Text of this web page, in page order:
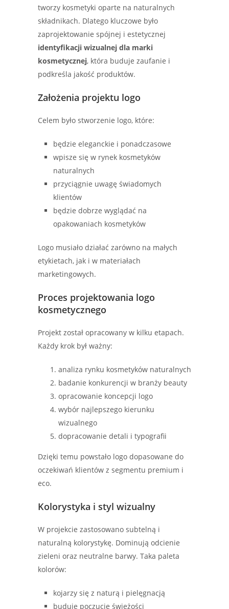
tworzy kosmetyki oparte na naturalnych
składnikach. Dlatego kluczowe było
zaprojektowanie spójnej i estetycznej
identyfikacji wizualnej dla marki
kosmetycznej, która buduje zaufanie i
podkreśla jakość produktów.
Założenia projektu logo
Celem było stworzenie logo, które:
będzie eleganckie i ponadczasowe
wpisze się w rynek kosmetyków
naturalnych
przyciągnie uwagę świadomych
klientów
będzie dobrze wyglądać na
opakowaniach kosmetyków
Logo musiało działać zarówno na małych
etykietach, jak i w materiałach
marketingowych.
Proces projektowania logo
kosmetycznego
Projekt został opracowany w kilku etapach.
Każdy krok był ważny:
analiza rynku kosmetyków naturalnych
badanie konkurencji w branży beauty
opracowanie koncepcji logo
wybór najlepszego kierunku
wizualnego
dopracowanie detali i typografii
Dzięki temu powstało logo dopasowane do
oczekiwań klientów z segmentu premium i
eco.
Kolorystyka i styl wizualny
W projekcie zastosowano subtelną i
naturalną kolorystykę. Dominują odcienie
zieleni oraz neutralne barwy. Taka paleta
kolorów:
kojarzy się z naturą i pielęgnacją
buduje poczucie świeżości